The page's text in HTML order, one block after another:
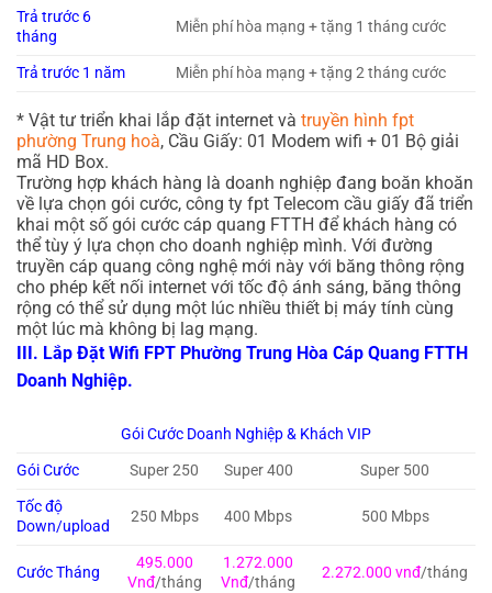
Trả trước 6
tháng
Miễn phí hòa mạng + tặng 1 tháng cước
Trả trước 1 năm Miễn phí hòa mạng + tặng 2 tháng cước
* Vật tư triển khai lắp đặt internet và truyền hình fpt
phường Trung hoà, Cầu Giấy: 01 Modem wifi + 01 Bộ giải
mã HD Box.
Trường hợp khách hàng là doanh nghiệp đang boăn khoăn
về lựa chọn gói cước, công ty fpt Telecom cầu giấy đã triển
khai một số gói cước cáp quang FTTH để khách hàng có
thể tùy ý lựa chọn cho doanh nghiệp mình. Với đường
truyền cáp quang công nghệ mới này với băng thông rộng
cho phép kết nối internet với tốc độ ánh sáng, băng thông
rộng có thể sử dụng một lúc nhiều thiết bị máy tính cùng
một lúc mà không bị lag mạng.
III. Lắp Đặt Wifi FPT Phường Trung Hòa Cáp Quang FTTH
Doanh Nghiệp.
Gói Cước Doanh Nghiệp & Khách VIP
Gói Cước
Super 250 Super 400
Super 500
Tốc độ
Down/upload
250 Mbps 400 Mbps 500 Mbps
Cước Tháng
495.000
Vnđ/tháng
1.272.000
Vnđ/tháng
2.272.000 vnđ/tháng